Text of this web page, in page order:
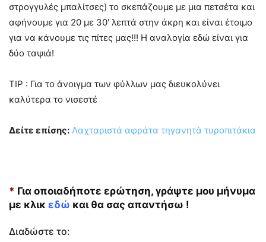
στρογγυλές μπαλίτσες) το σκεπάζουμε με μια πετσέτα και
αφήνουμε για 20 με 30′ λεπτά στην άκρη και είναι έτοιμο
για να κάνουμε τις πίτες μας!!! Η αναλογία εδώ είναι για
δύο ταψιά!
TIP : Για το άνοιγμα των φύλλων μας διευκολύνει
καλύτερα το νισεστέ
Δείτε επίσης: Λαχταριστά αφράτα τηγανητά τυροπιτάκια
* Για οποιαδήποτε ερώτηση, γράψτε μου μήνυμα
με κλικ εδώ και θα σας απαντήσω !
Διαδώστε το: